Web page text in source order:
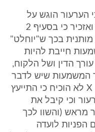
הערעור הוגש על
דעתם של X או סימון ובאישורם - ואזכיר כי בסעיף 2
בכך ש"יוחלט"
חייבת להיות
הדין ושל הלקוח,
המשמעות שיש לדבר
בכל הנוגע לתוספת שכר הטרחה. X לא הוכיח כי התייעץ
וכי קיבל את
מראש (והשוו לכך
הפניות לועדה